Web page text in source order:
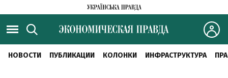
НОВОСТИ ПУБЛИКАЦИИ КОЛОНКИ ИНФРАСТРУКТУРА